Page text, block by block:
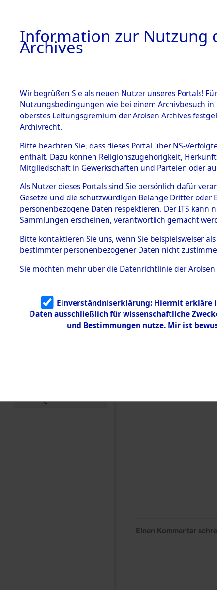
BESTÄNDE
1.
mente
5. Verschiedenes
5.3
Todesmärsche
5.3.1 Alliierte
Erhebungen
zu
Todesmärsch
en
5.3.2
Identifizierun
g
5.3.3
Todesmärsch
e
und
0002
Einen Kommentar
Information zur Nutzung
Archives
Wir begrüßen Sie als neuen Nutzer unseres Portals!
Nutzungsbedingungen wie bei einem Archivbesuch
oberstes Leitungsgremium der Arolsen Archives
Archivrecht.
Bitte beachten Sie, dass dieses Portal über NS-
enthält. Dazu können Religionszugehörigkeit,
Mitgliedschaft in Gewerkschaften und Parteien oder
Als Nutzer dieses Portals sind Sie persönlich dafür
Gesetze und die schutzwürdigen Belange Dritter
personenbezogene Daten respektieren. Der ITS
Sammlungen erscheinen, verantwortlich gemacht
Bitte kontaktieren Sie uns, wenn Sie beispielsweiser
bestimmter personenbezogener Daten nicht
Sie möchten mehr über die Datenrichtlinie der Arolsen
Einverständniserklärung: Hiermit erkläre
Daten ausschließlich für wissenschaftliche
und Bestimmungen nutze. Mir ist